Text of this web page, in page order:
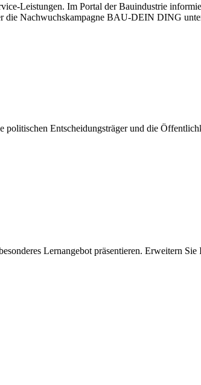
Leistungen. Im Portal der Bauindustrie
die Nachwuchskampagne BAU-DEIN DING
Entscheidungsträger und die
Lernangebot präsentieren. Erweitern